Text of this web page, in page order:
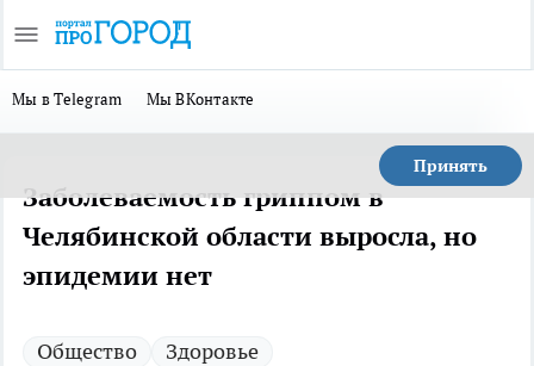
Мы в Telegram Мы ВКонтакте
Принять
Заболеваемость гриппом в
Челябинской области выросла, но
эпидемии нет
Общество Здоровье